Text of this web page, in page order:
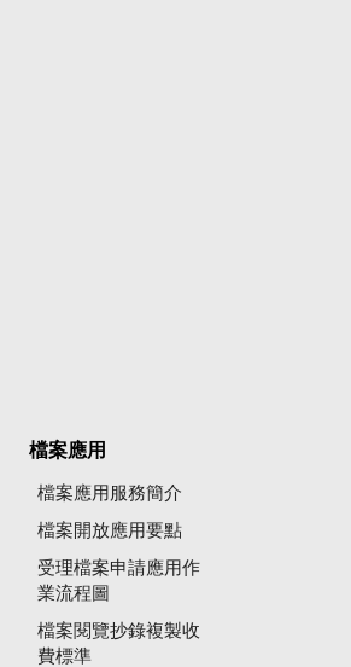
檔案應用
檔案應用服務簡介
檔案開放應用要點
受理檔案申請應用作
業流程圖
檔案閱覽抄錄複製收
費標準